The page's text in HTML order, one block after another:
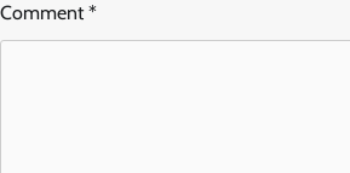
Comment*